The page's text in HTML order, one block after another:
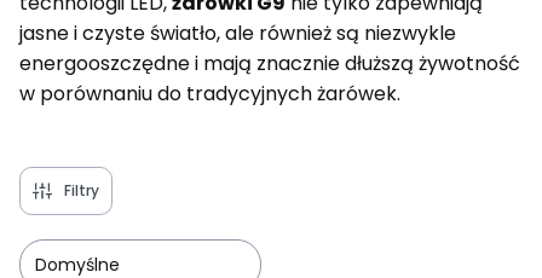
jasne i czyste światło, ale również są niezwykle
energooszczędne i mają znacznie dłuższą żywotność
w porównaniu do tradycyjnych żarówek.
Filtry
Domyślne